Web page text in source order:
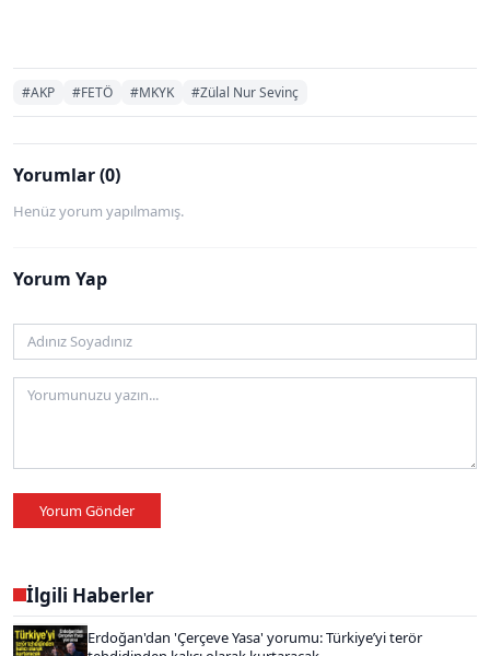
#AKP #FETÖ #MKYK #Zülal Nur Sevinç
Yorumlar (0)
Henüz yorum yapılmamış.
Yorum Yap
Yorum Gönder
İlgili Haberler
Erdoğan'dan 'Çerçeve Yasa' yorumu: Türkiye’yi terör